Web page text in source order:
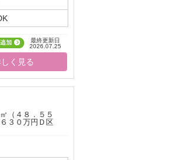
最終更新日
2026.07.25
く見る
（４８．５５
３０万円Ｄ区